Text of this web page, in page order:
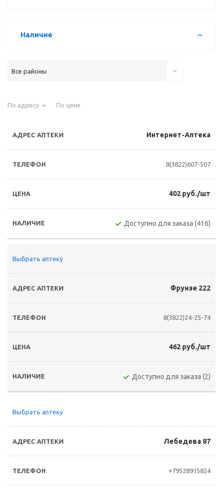
Наличие
Все районы
По адресу По цене
Интернет-Аптека
8(3822)607-507
402 руб./шт
Доступно для заказа (416)
Выбрать аптеку
Фрунзе 222
8(3822)24-25-74
462 руб./шт
Доступно для заказа (2)
Выбрать аптеку
Лебедева 87
+79528915824